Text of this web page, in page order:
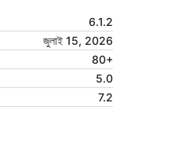
6.1.2
জুলাই 15, 2026
80+
5.0
7.2